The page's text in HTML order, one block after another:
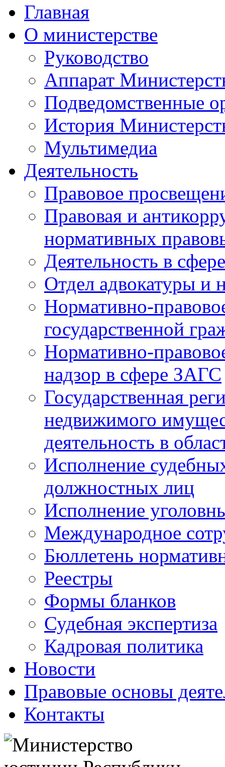
Главная
О министерстве
Руководство
Аппарат
Подведомственные
История
Мультимедиа
Деятельность
Правовое
Правовая и
нормативных
Деятельность в
Отдел адвокатуры и
Нормативно-
государственной
Нормативно-
надзор в сфере ЗАГС
Государственная
недвижимого
деятельность в
Исполнение
должностных лиц
Исполнение
Международное
Бюллетень
Реестры
Формы бланков
Судебная экспертиза
Кадровая политика
Новости
Правовые основы
Контакты